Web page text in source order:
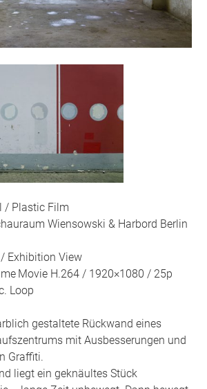
/ Plastic Film
Wiensowski & Harbord Berlin
Exhibition View
Movie H.264 / 1920×1080 / 25p
Loop
gestaltete Rückwand eines
mit Ausbesserungen und
Graffiti.
liegt ein geknäultes Stück